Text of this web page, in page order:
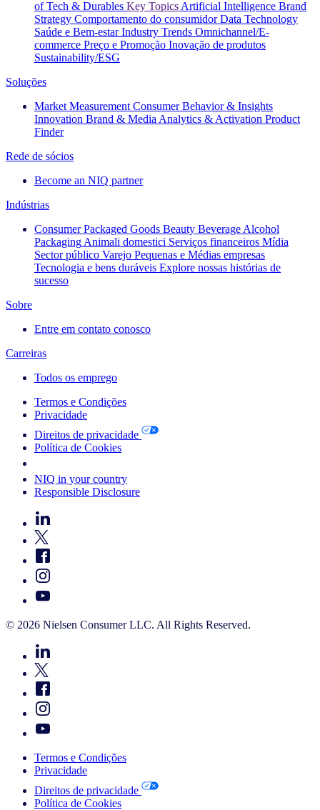
of Tech & Durables Key Topics Artificial Intelligence Brand
Strategy Comportamento do consumidor Data Technology
Saúde e Bem-estar Industry Trends Omnichannel/E-
commerce Preço e Promoção Inovação de produtos
Sustainability/ESG
Soluções
Market Measurement Consumer Behavior & Insights
Innovation Brand & Media Analytics & Activation Product
Finder
Rede de sócios
Become an NIQ partner
Indústrias
Consumer Packaged Goods Beauty Beverage Alcohol
Packaging Animali domestici Serviços financeiros Mídia
Sector público Varejo Pequenas e Médias empresas
Tecnologia e bens duráveis Explore nossas histórias de
sucesso
Sobre
Entre em contato conosco
Carreiras
Todos os emprego
Termos e Condições
Privacidade
Direitos de privacidade
Política de Cookies
NIQ in your country
Responsible Disclosure
© 2026 Nielsen Consumer LLC. All Rights Reserved.
Termos e Condições
Privacidade
Direitos de privacidade
Política de Cookies